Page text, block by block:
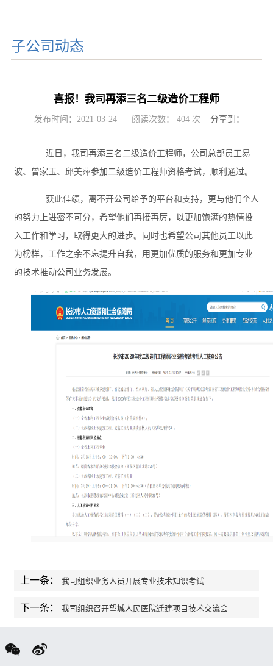
子公司动态
喜报！我司再添三名二级造价工程师
发布时间：2021-03-24 阅读次数： 404次 分享到：
近日，我司再添三名二级造价工程师，公司总部员工易
波、曾家玉、邱美萍参加二级造价工程师资格考试，顺利通过。
获此佳绩，离不开公司给予的平台和支持，更与他们个人
的努力上进密不可分，希望他们再接再厉，以更加饱满的热情投
入工作和学习，取得更大的进步。同时也希望公司其他员工以此
为榜样，工作之余不忘提升自我，用更加优质的服务和更加专业
的技术推动公司业务发展。
上一条： 我司组织业务人员开展专业技术知识考试
下一条： 我司组织召开望城人民医院迁建项目技术交流会